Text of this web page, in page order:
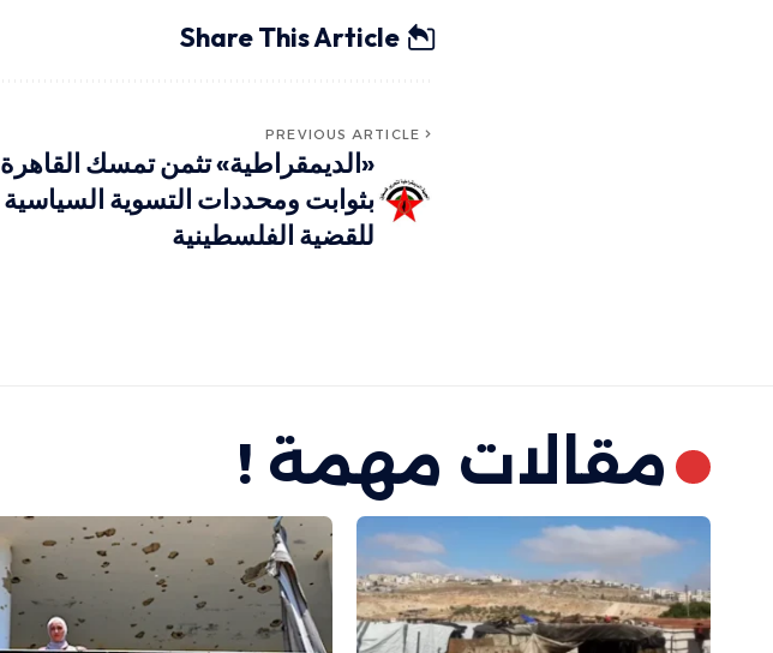
Share This Article
PREVIOUS ARTICLE
«الديمقراطية» تثمن تمسك القاهرة
بثوابت ومحددات التسوية السياسية
للقضية الفلسطينية
مقالات مهمة !